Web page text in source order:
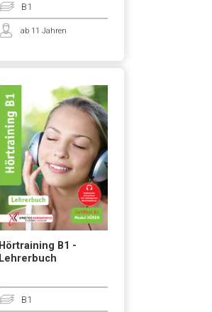
B1
ab 11 Jahren
Hörtraining B1 -
Lehrerbuch
B1